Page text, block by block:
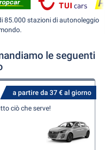
85.000 stazioni di autonoleggio
le seguenti
a partire da 37 € al giorno
ciò che serve!